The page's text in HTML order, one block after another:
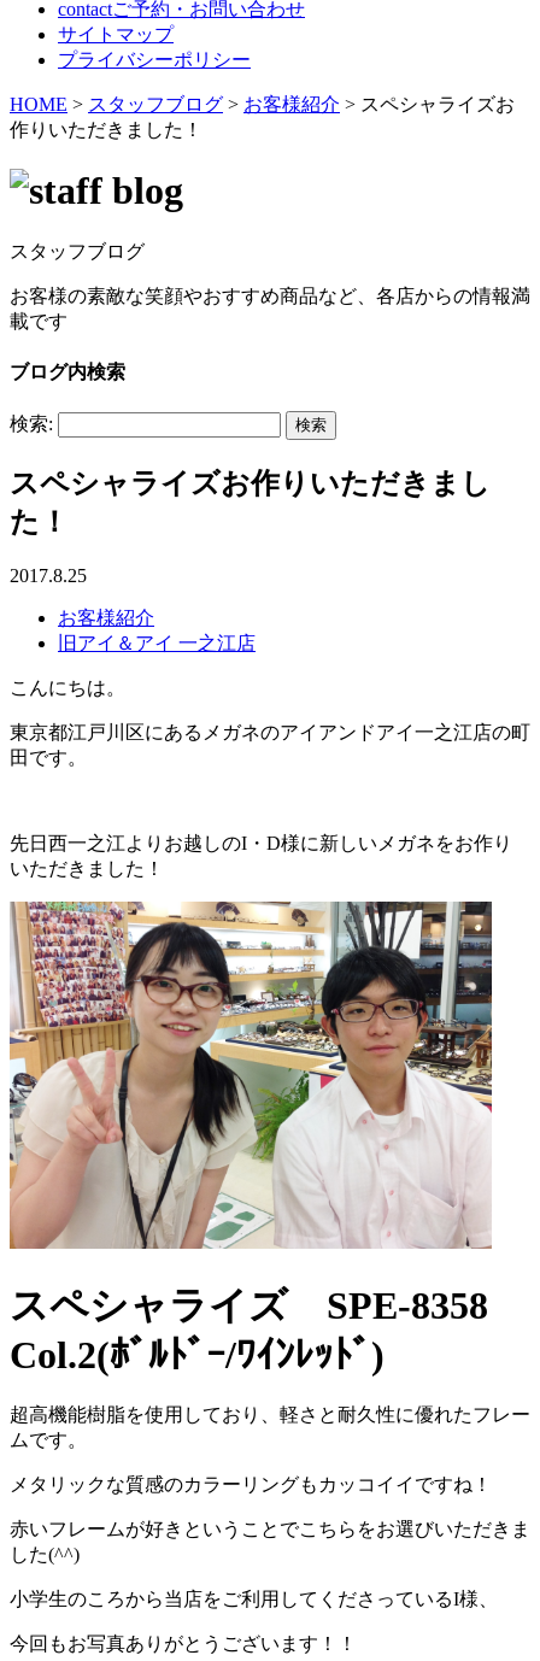
contactご予約・お問い合わせ
サイトマップ
プライバシーポリシー
HOME > スタッフブログ > お客様紹介 > スペシャライズお
作りいただきました！
スタッフブログ
お客様の素敵な笑顔やおすすめ商品など、各店からの情報満
載です
ブログ内検索
検索:
スペシャライズお作りいただきまし
た！
2017.8.25
お客様紹介
旧アイ＆アイ 一之江店
こんにちは。
東京都江戸川区にあるメガネのアイアンドアイ一之江店の町
田です。
先日西一之江よりお越しのI・D様に新しいメガネをお作り
いただきました！
スペシャライズ SPE-8358
Col.2(ﾎﾞﾙﾄﾞｰ/ﾜｲﾝﾚｯﾄﾞ)
超高機能樹脂を使用しており、軽さと耐久性に優れたフレー
ムです。
メタリックな質感のカラーリングもカッコイイですね！
赤いフレームが好きということでこちらをお選びいただきま
した(^^)
小学生のころから当店をご利用してくださっているI様、
今回もお写真ありがとうございます！！